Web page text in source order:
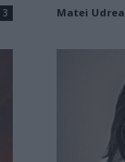
3 Matei Udrea